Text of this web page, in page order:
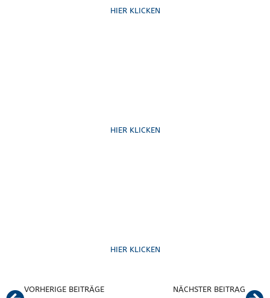
HIER KLICKEN
HIER KLICKEN
HIER KLICKEN
VORHERIGE BEITRÄGE NÄCHSTER BEITRAG